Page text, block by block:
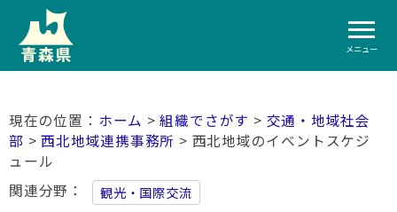
メニュー
ホーム >組織でさがす > 交通・地域社会
部 >西北地域連携事務所 > 西北地域のイベントスケジ
ュール
関連分野
観光・国際交流